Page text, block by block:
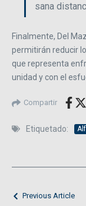
sana
Finalmente, Del
permitirán reducir
que representa
unidad y con el
Compartir
Etiquetado:
Previous Article